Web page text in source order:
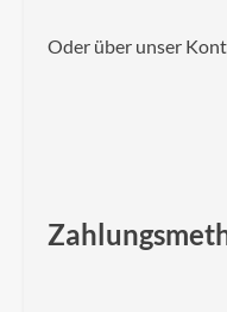
Oder über unser